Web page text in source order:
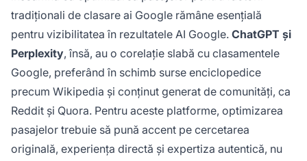
tradiționali de clasare ai Google rămâne esențială
pentru vizibilitatea în rezultatele AI Google. ChatGPT și
Perplexity, însă, au o corelație slabă cu clasamentele
Google, preferând în schimb surse enciclopedice
precum Wikipedia și conținut generat de comunități, ca
Reddit și Quora. Pentru aceste platforme, optimizarea
pasajelor trebuie să pună accent pe cercetarea
originală, experiența directă și expertiza autentică, nu